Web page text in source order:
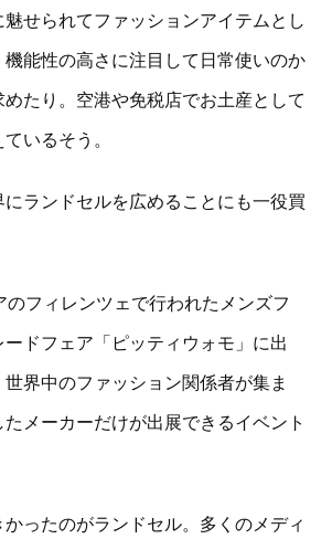
せられてファッションアイテムとし
能性の高さに注目して日常使いのか
たり。空港や免税店でお土産として
いるそう。
ランドセルを広めることにも一役買
のフィレンツェで行われたメンズフ
ードフェア「ピッティウォモ」に出
界中のファッション関係者が集ま
メーカーだけが出展できるイベント
ったのがランドセル。多くのメディ